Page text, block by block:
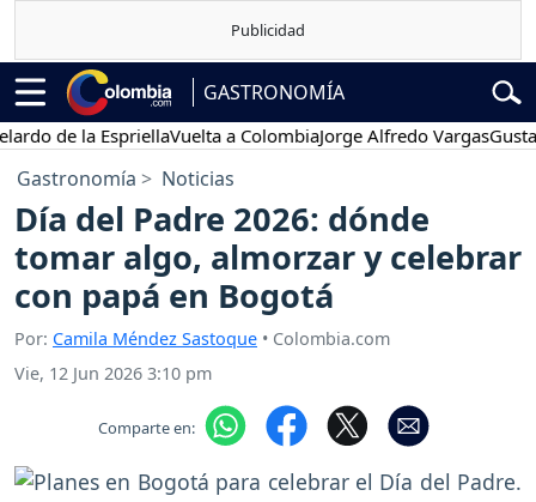
GASTRONOMÍA
de la EspriellaVuelta a ColombiaJorge Alfredo VargasGustavo
Gastronomía Noticias
Día del Padre 2026: dónde
tomar algo, almorzar y celebrar
con papá en Bogotá
Por: Camila Méndez Sastoque • Colombia.com
Vie, 12 Jun 2026 3:10 pm
Comparte en: